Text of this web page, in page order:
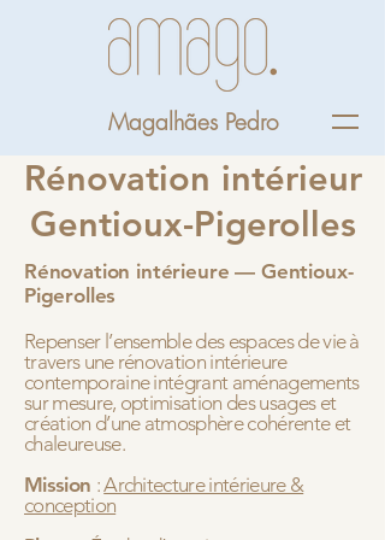
Magalhães Pedro
Rénovation intérieur
Gentioux-Pigerolles
Rénovation intérieure — Gentioux-
Pigerolles
Repenser l’ensemble des espaces de vie à
travers une rénovation intérieure
contemporaine intégrant aménagements
sur mesure, optimisation des usages et
création d’une atmosphère cohérente et
chaleureuse.
Mission :Architecture intérieure &
conception